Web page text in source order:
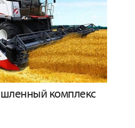
комплекс